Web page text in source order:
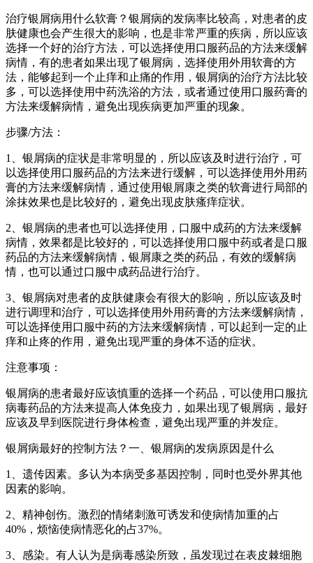
治疗银屑病用什么软膏？银屑病的发病率比较高，对患者的皮
肤健康也会产生很大的影响，也是非常严重的疾病，所以应该
选择一个好的治疗方法，可以选择使用口服药品的方法来缓解
病情，有的患者如果出现了银屑病，选择使用外用软膏的方
法，能够起到一个止痒和止痛的作用，银屑病的治疗方法比较
多，可以选择使用中药洗浴的方法，或者通过使用口服药膏的
方法来缓解病情，避免出现疾病更加严重的现象。
步骤/方法：
1、银屑病的症状是非常明显的，所以应该及时进行治疗，可
以选择使用口服药品的方法来进行缓解，可以选择使用外用药
膏的方法来缓解病情，通过使用银屑康之类的软膏进行局部的
涂抹效果也是比较好的，避免出现皮肤瘙痒症状。
2、银屑病的患者也可以选择使用，口服中成药的方法来缓解
病情，效果都是比较好的，可以选择使用口服中药或者是口服
药品的方法来缓解病情，银屑康之类的药品，有效的缓解病
情，也可以通过口服中成药品进行治疗。
3、银屑病对患者的皮肤健康会有很大的影响，所以应该及时
进行调理和治疗，可以选择使用外用药膏的方法来缓解病情，
可以选择使用口服中药的方法来缓解病情，可以起到一定的止
痒和止疼的作用，避免出现严重的身体不适的症状。
注意事项：
银屑病的患者最好应该慎重的选择一个药品，可以使用口服抗
病毒药品的方法来提高人体免疫力，如果出现了银屑病，最好
应该及早到医院进行身体检查，避免出现严重的并发症。
银屑病最好的控制方法？一、银屑病的发病原因是什么
1、遗传因素。多认为本病受多基因控制，同时也受外界其他
因素的影响。
2、精神创伤。激烈的情绪刺激可诱发和使病情加重的占
40%，烦恼使病情恶化的占37%。
3、感染。有人认为是病毒感染所致，虽发现过在表皮棘细胞